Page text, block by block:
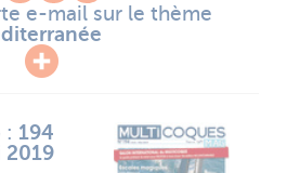
e-mail sur le thème
: 194
2019